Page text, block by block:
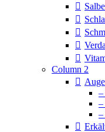
Column 2
–
–
–